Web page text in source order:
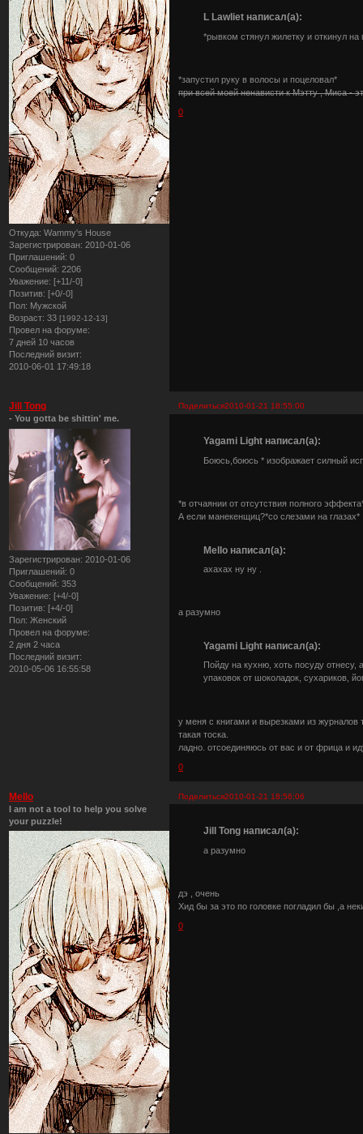
Откуда: Wammy's House
Зарегистрирован: 2010-01-06
Приглашений: 0
Сообщений: 2206
Уважение: [+11/-0]
Позитив: [+0/-0]
Пол: Мужской
Возраст: 33 [1992-12-13]
Провел на форуме:
7 дней 10 часов
Последний визит:
2010-06-01 17:49:18
L Lawliet написал(а):
*рывком стянул жилетку и откинул на
*запустил руку в волосы и поцеловал*
при всей моей ненависти к Мэтту , Миса -
0
Поделиться2010-01-21 18:55:00
Jill Tong
- You gotta be shittin' me.
Зарегистрирован: 2010-01-06
Приглашений: 0
Сообщений: 353
Уважение: [+4/-0]
Позитив: [+4/-0]
Пол: Женский
Провел на форуме:
2 дня 2 часа
Последний визит:
2010-05-06 16:55:58
Yagami Light написал(а):
Боюсь,боюсь * изображает силный
*в отчаянии от отсутствия полного
А если манекенщиц?*со слезами на глазах*
Mello написал(а):
ахахах ну ну .
а разумно
Yagami Light написал(а):
Пойду на кухню, хоть посуду отнесу,
упаковок от шоколадок, сухариков,
у меня с книгами и вырезками из журналов
такая тоска.
ладно. отсоединяюсь от вас и от фрица и
0
Поделиться2010-01-21 18:56:06
Mello
I am not a tool to help you solve
your puzzle!
Jill Tong написал(а):
а разумно
дэ , очень
Хид бы за это по головке погладил бы ,а
0